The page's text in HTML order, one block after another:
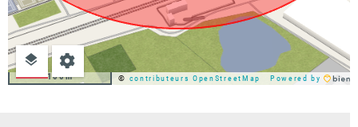
100m © contributeurs OpenStreetMap Powered by